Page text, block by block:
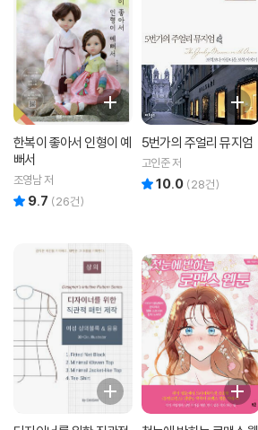
한복이 좋아서 인형이 예
뻐서
조영남 저
9.7 (26건)
5번가의 주얼리 뮤지엄
고인준 저
10.0 (28건)